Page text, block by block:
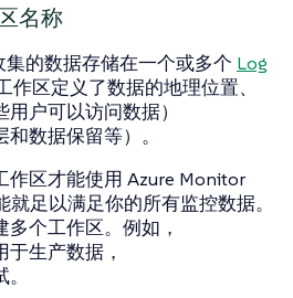
名称
的数据存储在一个或多个 Log
作区定义了数据的地理位置、
户可以访问数据）
数据保留等）。
作区才能使用 Azure Monitor
足以满足你的所有监控数据。
个工作区。例如，
生产数据，